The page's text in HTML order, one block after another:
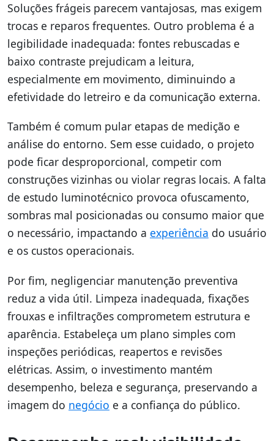
Soluções frágeis parecem vantajosas, mas exigem
trocas e reparos frequentes. Outro problema é a
legibilidade inadequada: fontes rebuscadas e
baixo contraste prejudicam a leitura,
especialmente em movimento, diminuindo a
efetividade do letreiro e da comunicação externa.
Também é comum pular etapas de medição e
análise do entorno. Sem esse cuidado, o projeto
pode ficar desproporcional, competir com
construções vizinhas ou violar regras locais. A falta
de estudo luminotécnico provoca ofuscamento,
sombras mal posicionadas ou consumo maior que
o necessário, impactando a experiência do usuário
e os custos operacionais.
Por fim, negligenciar manutenção preventiva
reduz a vida útil. Limpeza inadequada, fixações
frouxas e infiltrações comprometem estrutura e
aparência. Estabeleça um plano simples com
inspeções periódicas, reapertos e revisões
elétricas. Assim, o investimento mantém
desempenho, beleza e segurança, preservando a
imagem do negócio e a confiança do público.